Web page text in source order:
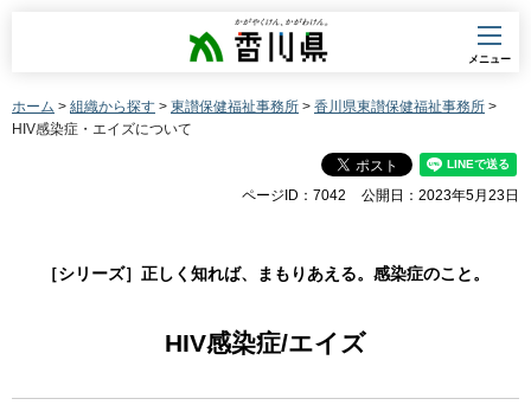
香川県
メニュー
ホーム > 組織から探す > 東讃保健福祉事務所 > 香川県東讃保健福祉事務所 >
HIV感染症・エイズについて
ページID：7042 公開日：2023年5月23日
［シリーズ］正しく知れば、まもりあえる。感染症のこと。
HIV感染症/エイズ